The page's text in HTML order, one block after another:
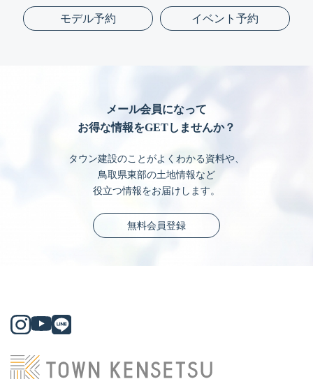
モデル予約 イベント予約
メール会員になって
お得な情報をGETしませんか？
タウン建設のことがよくわかる資料や、
鳥取県東部の土地情報など
役立つ情報をお届けします。
無料会員登録